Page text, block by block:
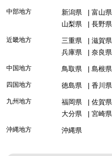
中部地方 新潟県 富山県
山梨県
長野県
近畿地方 三重県 滋賀県
兵庫県
奈良県
中国地方 鳥取県 島根県
四国地方 徳島県 香川県
九州地方 福岡県 佐賀県
大分県
宮崎県
沖縄地方 沖縄県